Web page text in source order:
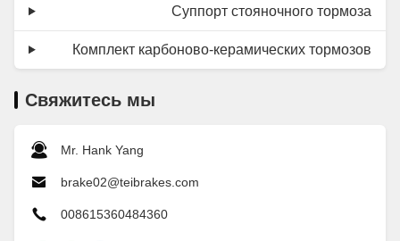
Суппорт стояночного тормоза
Комплект карбоново-керамических тормозов
Свяжитесь мы
Mr. Hank Yang
brake02@teibrakes.com
008615360484360